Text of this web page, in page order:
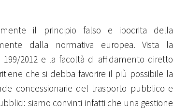
il principio falso e ipocrita della
dalla normativa europea. Vista la
2012 e la facoltà di affidamento diretto
che si debba favorire il più possibile la
concessionarie del trasporto pubblico e
siamo convinti infatti che una gestione